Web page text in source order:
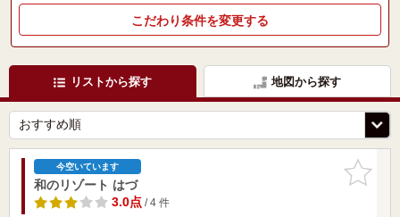
こだわり条件を変更する
リストから探す 地図から探す
お気に入
りに追加
今空いています
和のリゾート はづ
3.0点/ 4 件